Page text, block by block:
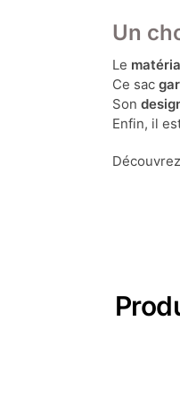
Un
Le
Ce sac
Son
Enfin, il